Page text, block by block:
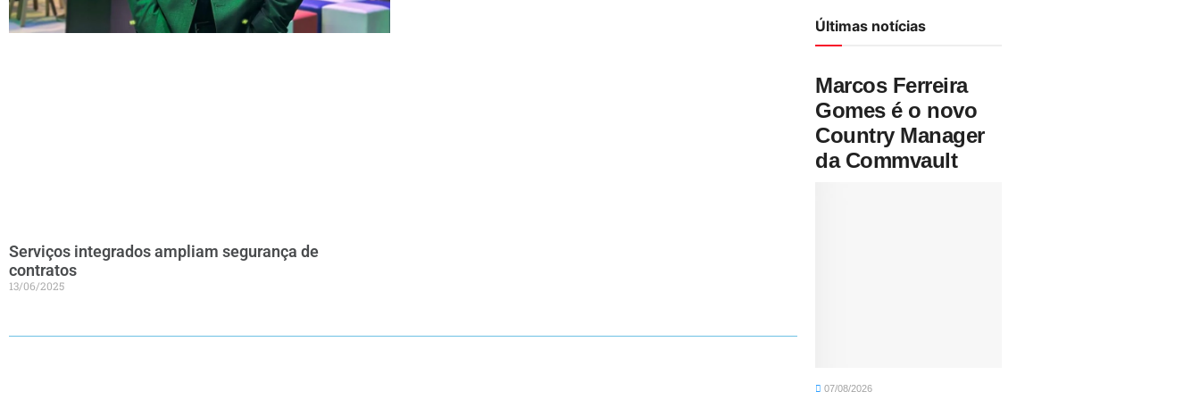
Serviços integrados ampliam segurança de
contratos
13/06/2025
Últimas notícias
Marcos Ferreira
Gomes é o novo
Country Manager
da Commvault
07/08/2026